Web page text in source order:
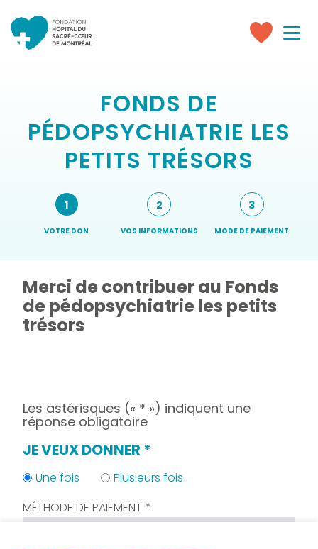
Faire
Toggle
FONDS DE
PÉDOPSYCHIATRIE LES
PETITS TRÉSORS
Étapes
formulaire
1
VOTRE DON
2
VOS INFORMATIONS
3
MODE DE PAIEMENT
Merci de contribuer au Fonds
de pédopsychiatrie les petits
trésors
Les astérisques (« * ») indiquent une
réponse obligatoire
JE VEUX DONNER *
SECTION
EST
Une fois
Plusieurs fois
MÉTHODE DE PAIEMENT *
(Champs